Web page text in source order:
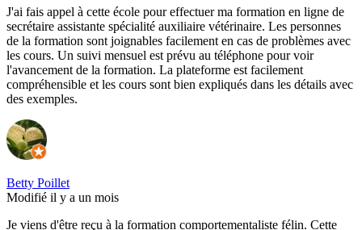
J'ai fais appel à cette école pour effectuer ma formation en ligne de
secrétaire assistante spécialité auxiliaire vétérinaire. Les personnes
de la formation sont joignables facilement en cas de problèmes avec
les cours. Un suivi mensuel est prévu au téléphone pour voir
l'avancement de la formation. La plateforme est facilement
compréhensible et les cours sont bien expliqués dans les détails avec
des exemples.
Betty Poillet
Modifié il y a un mois
Je viens d'être reçu à la formation comportementaliste félin. Cette